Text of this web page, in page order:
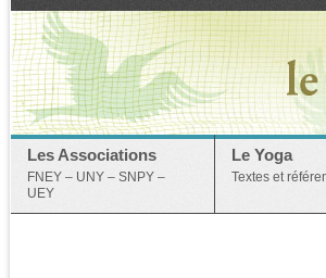
Les Associations
FNEY – UNY – SNPY –
UEY
Le Yoga
Textes et